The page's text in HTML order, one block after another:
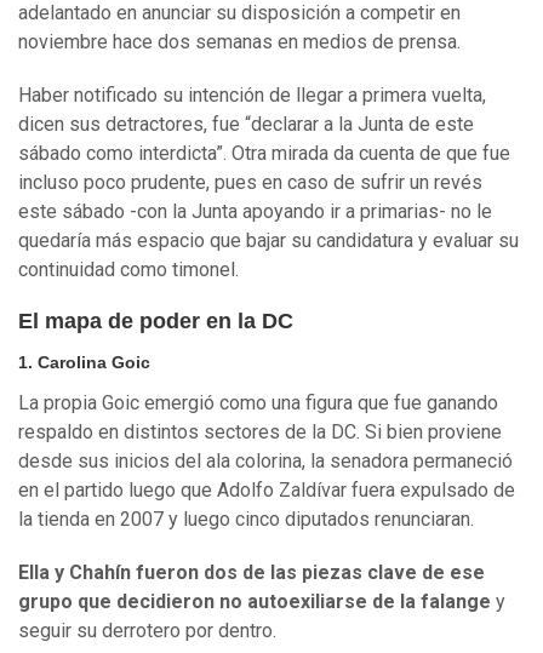
adelantado en anunciar su disposición a competir en
noviembre hace dos semanas en medios de prensa.
Haber notificado su intención de llegar a primera vuelta,
dicen sus detractores, fue “declarar a la Junta de este
sábado como interdicta”. Otra mirada da cuenta de que fue
incluso poco prudente, pues en caso de sufrir un revés
este sábado -con la Junta apoyando ir a primarias- no le
quedaría más espacio que bajar su candidatura y evaluar su
continuidad como timonel.
El mapa de poder en la DC
1. Carolina Goic
La propia Goic emergió como una figura que fue ganando
respaldo en distintos sectores de la DC. Si bien proviene
desde sus inicios del ala colorina, la senadora permaneció
en el partido luego que Adolfo Zaldívar fuera expulsado de
la tienda en 2007 y luego cinco diputados renunciaran.
Ella y Chahín fueron dos de las piezas clave de ese
grupo que decidieron no autoexiliarse de la falange y
seguir su derrotero por dentro.